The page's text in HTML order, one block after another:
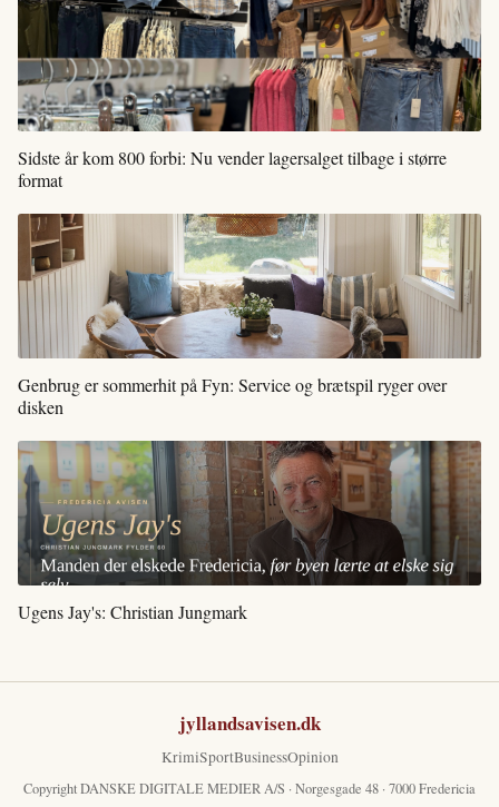
Sidste år kom 800 forbi: Nu vender lagersalget tilbage i større
format
Genbrug er sommerhit på Fyn: Service og brætspil ryger over
disken
Ugens Jay's: Christian Jungmark
jyllandsavisen.dk
KrimiSportBusinessOpinion
Copyright DANSKE DIGITALE MEDIER A/S · Norgesgade 48 · 7000 Fredericia